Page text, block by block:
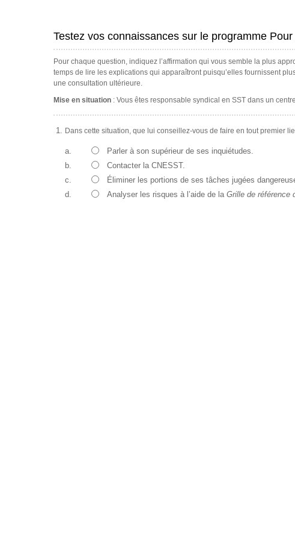
Testez vos connaissances sur le programme
Pour chaque question, indiquez l’affirmation qui vous semble la plus
temps de lire les explications qui apparaîtront puisqu’elles fournissent
une consultation ultérieure.
Mise en situation: Vous êtes responsable syndical en SST dans un
Dans cette situation, que lui conseillez-vous de faire en tout premier
a.
Parler à son supérieur de ses inquiétudes.
b.
Contacter la CNESST.
c.
Éliminer les portions de ses tâches jugées
d.
Analyser les risques à l’aide de laGrille de référence